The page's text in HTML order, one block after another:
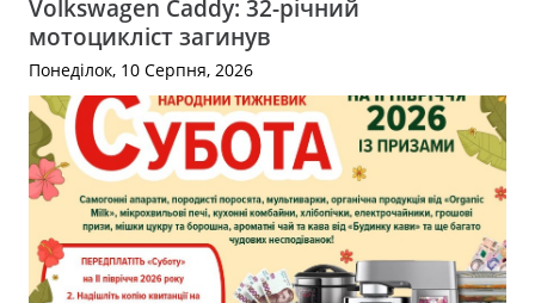
Volkswagen Caddy: 32-річний
мотоцикліст загинув
Понеділок, 10 Серпня, 2026